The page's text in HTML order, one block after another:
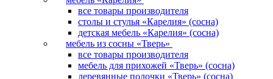
все товары производителя
столы и стулья «Карелия» (сосна)
детская мебель «Карелия» (сосна)
мебель из сосны «Тверь»
все товары производителя
мебель для прихожей «Тверь» (сосна)
деревянные полочки «Тверь» (сосна)